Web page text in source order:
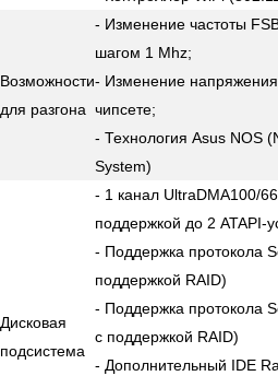
Возможности
для разгона
- Изменение частоты
шагом 1 Mhz;
- Изменение
чипсете;
- Технология Asus NOS
System)
Дисковая
подсистема
- 1 канал UltraDMA100/
поддержкой до 2 ATAPI-
- Поддержка протокола
поддержкой RAID)
- Поддержка протокола
c поддержкой RAID)
- Дополнительный IDE